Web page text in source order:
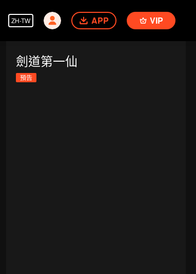
ZH-TW APP VIP
劍道第一仙
預告